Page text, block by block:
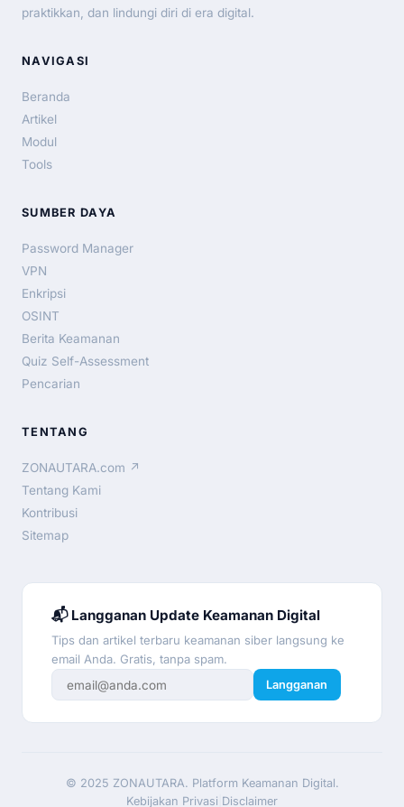
praktikkan, dan lindungi diri di era digital.
NAVIGASI
Beranda
Artikel
Modul
Tools
SUMBER DAYA
Password Manager
VPN
Enkripsi
OSINT
Berita Keamanan
Quiz Self-Assessment
Pencarian
TENTANG
ZONAUTARA.com ↗
Tentang Kami
Kontribusi
Sitemap
📬 Langganan Update Keamanan Digital
Tips dan artikel terbaru keamanan siber langsung ke
email Anda. Gratis, tanpa spam.
Langganan
© 2025 ZONAUTARA. Platform Keamanan Digital.
Kebijakan Privasi Disclaimer